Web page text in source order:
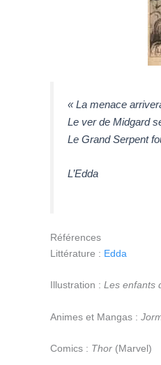
« La menace
Le ver de Midgard
Le Grand Serpent
L’Edda
Références
Littérature : Edda
Illustration : Les enfants
Animes et Mangas :
Comics : Thor (Marvel)